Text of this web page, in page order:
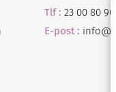
Tlf : 23 00 80 90
E-post : info@